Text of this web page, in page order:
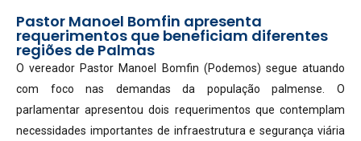
Pastor Manoel Bomfin apresenta
requerimentos que beneficiam diferentes
regiões de Palmas
O vereador Pastor Manoel Bomfin (Podemos) segue atuando
com foco nas demandas da população palmense. O
parlamentar apresentou dois requerimentos que contemplam
necessidades importantes de infraestrutura e segurança viária